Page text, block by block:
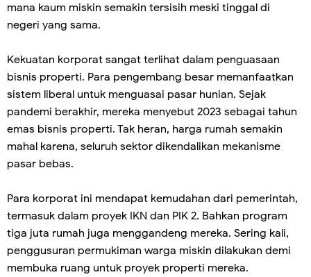
mana kaum miskin semakin tersisih meski tinggal di
negeri yang sama.
Kekuatan korporat sangat terlihat dalam penguasaan
bisnis properti. Para pengembang besar memanfaatkan
sistem liberal untuk menguasai pasar hunian. Sejak
pandemi berakhir, mereka menyebut 2023 sebagai tahun
emas bisnis properti. Tak heran, harga rumah semakin
mahal karena, seluruh sektor dikendalikan mekanisme
pasar bebas.
Para korporat ini mendapat kemudahan dari pemerintah,
termasuk dalam proyek IKN dan PIK 2. Bahkan program
tiga juta rumah juga menggandeng mereka. Sering kali,
penggusuran permukiman warga miskin dilakukan demi
membuka ruang untuk proyek properti mereka.